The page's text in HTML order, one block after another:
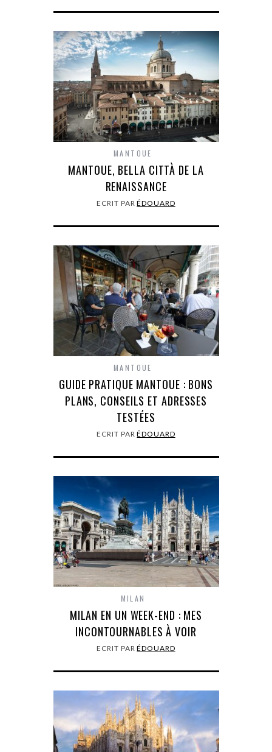
MANTOUE
MANTOUE, BELLA CITTÀ DE LA
RENAISSANCE
ECRIT PARÉDOUARD
MANTOUE
GUIDE PRATIQUE MANTOUE : BONS
PLANS, CONSEILS ET ADRESSES
TESTÉES
ECRIT PARÉDOUARD
MILAN
MILAN EN UN WEEK-END : MES
INCONTOURNABLES À VOIR
ECRIT PARÉDOUARD